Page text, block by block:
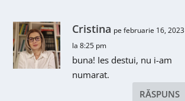
Cristina pe februarie 16, 2023
la 8:25 pm
buna! Ies destui, nu i-am
numarat.
RĂSPUNS